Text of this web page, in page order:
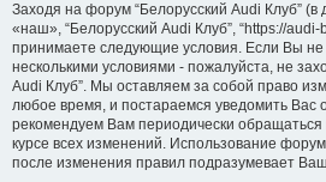
Заходя на форум “Белорусский Audi Клуб”
«наш», “Белорусский Audi Клуб”, “https://
принимаете следующие условия. Если Вы не
несколькими условиями - пожалуйста, не
Audi Клуб”. Мы оставляем за собой право
любое время, и постараемся уведомить Вас
рекомендуем Вам периодически
курсе всех изменений. Использование
после изменения правил подразумевает